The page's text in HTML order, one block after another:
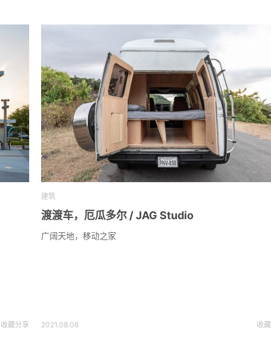
收藏分享
建筑
渡渡车，厄瓜多尔 / JAG Studio
广阔天地，移动之家
2021.08.06 收藏